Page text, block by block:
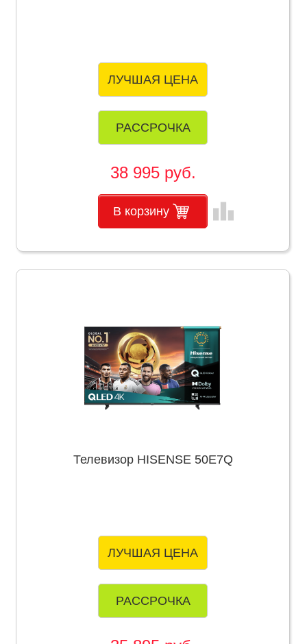
ЛУЧШАЯ ЦЕНА
РАССРОЧКА
38 995 руб.
В корзину leaderboard
Телевизор HISENSE 50E7Q
ЛУЧШАЯ ЦЕНА
РАССРОЧКА